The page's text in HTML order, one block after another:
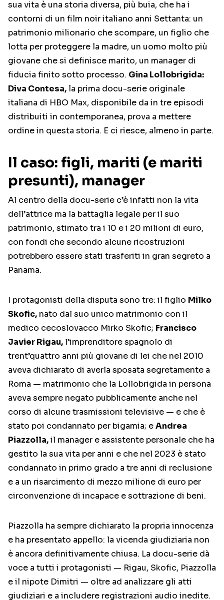
sua vita è una storia diversa, più buia, che ha i
contorni di un film noir italiano anni Settanta: un
patrimonio milionario che scompare, un figlio che
lotta per proteggere la madre, un uomo molto più
giovane che si definisce marito, un manager di
fiducia finito sotto processo. Gina Lollobrigida:
Diva Contesa,la prima docu-serie originale
italiana di HBO Max, disponibile da in tre episodi
distribuiti in contemporanea, prova a mettere
ordine in questa storia. E ci riesce, almeno in parte.
Il caso: figli, mariti (e mariti
presunti), manager
Al centro della docu-serie c’è infatti non la vita
dell’attrice ma la battaglia legale per il suo
patrimonio, stimato tra i 10 e i 20 milioni di euro,
con fondi che secondo alcune ricostruzioni
potrebbero essere stati trasferiti in gran segreto a
Panama.
I protagonisti della disputa sono tre: il figlio Milko
Skofic, nato dal suo unico matrimonio con il
medico cecoslovacco Mirko Skofic; Francisco
Javier Rigau,l’imprenditore spagnolo di
trent’quattro anni più giovane di lei che nel 2010
aveva dichiarato di averla sposata segretamente a
Roma — matrimonio che la Lollobrigida in persona
aveva sempre negato pubblicamente anche nel
corso di alcune trasmissioni televisive — e che è
stato poi condannato per bigamia; eAndrea
Piazzolla,il manager e assistente personale che ha
gestito la sua vita per anni e che nel 2023 è stato
condannato in primo grado a tre anni di reclusione
e a un risarcimento di mezzo milione di euro per
circonvenzione di incapace e sottrazione di beni.
Piazzolla ha sempre dichiarato la propria innocenza
e ha presentato appello: la vicenda giudiziaria non
è ancora definitivamente chiusa. La docu-serie dà
voce a tutti i protagonisti — Rigau, Skofic, Piazzolla
e il nipote Dimitri — oltre ad analizzare gli atti
giudiziari e a includere registrazioni audio inedite.